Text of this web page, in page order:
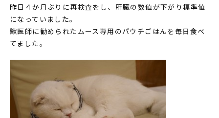
昨日４か月ぶりに再検査をし、肝臓の数値が下がり標準値
になっていました。
獣医師に勧められたムース専用のパウチごはんを毎日食べ
てました。